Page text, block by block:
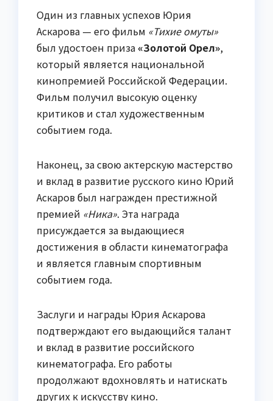
Один из главных успехов Юрия
Аскарова — его фильм «Тихие омуты»
был удостоен приза «Золотой Орел»,
который является национальной
кинопремией Российской Федерации.
Фильм получил высокую оценку
критиков и стал художественным
событием года.
Наконец, за свою актерскую мастерство
и вклад в развитие русского кино Юрий
Аскаров был награжден престижной
премией «Ника». Эта награда
присуждается за выдающиеся
достижения в области кинематографа
и является главным спортивным
событием года.
Заслуги и награды Юрия Аскарова
подтверждают его выдающийся талант
и вклад в развитие российского
кинематографа. Его работы
продолжают вдохновлять и натискать
других к искусству кино.